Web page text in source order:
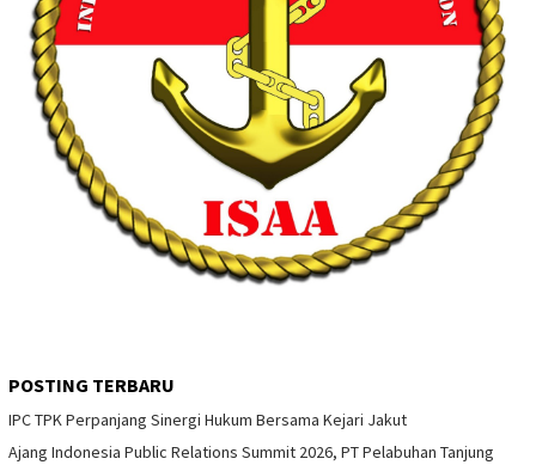
POSTING TERBARU
IPC TPK Perpanjang Sinergi Hukum Bersama Kejari Jakut
Ajang Indonesia Public Relations Summit 2026, PT Pelabuhan Tanjung